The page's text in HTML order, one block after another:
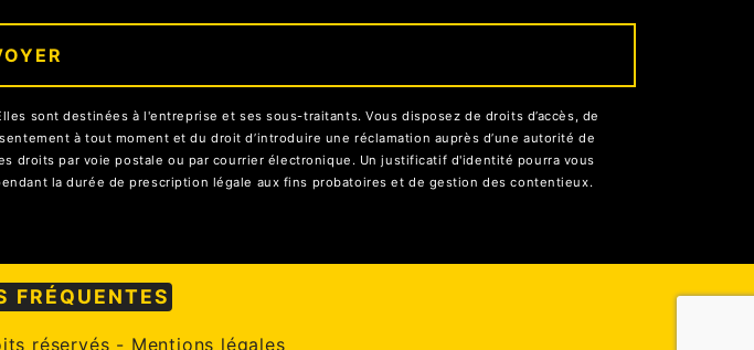
sont destinées à l'entreprise et ses sous-traitants. Vous disposez de droits d’accès, de
à tout moment et du droit d’introduire une réclamation auprès d’une autorité de
droits par voie postale ou par courrier électronique. Un justificatif d'identité pourra vous
la durée de prescription légale aux fins probatoires et de gestion des contentieux.
FRÉQUENTES
réservés - Mentions légales